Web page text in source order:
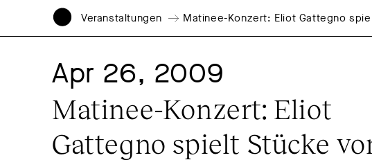
Veranstaltungen Matinee-Konzert: Eliot Gattegno
Apr 26, 2009
Matinee-Konzert: Eliot
Gattegno spielt Stücke